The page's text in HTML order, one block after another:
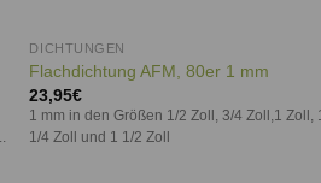
DICHTUNGEN
Flachdichtung AFM, 80er 1 mm
23,95€
1 mm in den Größen 1/2 Zoll, 3/4 Zoll,1 Zoll, 1
1/4 Zoll und 1 1/2 Zoll